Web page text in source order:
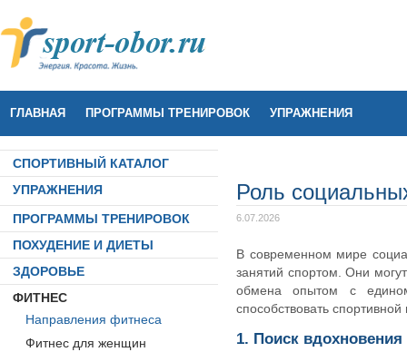
ГЛАВНАЯ ПРОГРАММЫ ТРЕНИРОВОК УПРАЖНЕНИЯ
СПОРТИВНЫЙ КАТАЛОГ
УПРАЖНЕНИЯ
ПРОГРАММЫ ТРЕНИРОВОК
ПОХУДЕНИЕ И ДИЕТЫ
ЗДОРОВЬЕ
ФИТНЕС
Направления фитнеса
Фитнес для женщин
Роль
6.07.2026
В современном мире
занятий спортом. Они
обмена опытом с
способствовать
1. Поиск вдохновения